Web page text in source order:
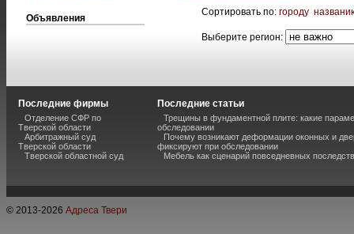
Объявления
Сортировать по: городу
Выберите регион:
Последние фирмы
Отделение СФР по
Тверской области
Арбитражный суд
Тверской области
Тверской областной суд
Последние статьи
Трещины в фундаментной плите: какие
обследовании
Почему возникают деформации оконных и
фиксируют при обследовании
Мебель как сценарий повседневных
© 2013-2026 Адреса Твери